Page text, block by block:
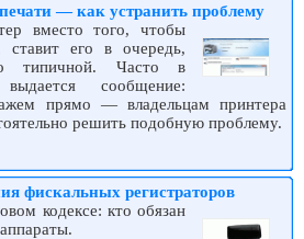
— как устранить проблему
вместо того, чтобы
ставит его в очередь,
типичной. Часто в
сообщение:
прямо — владельцам принтера
решить подобную проблему.
фискальных регистраторов
кодексе: кто обязан